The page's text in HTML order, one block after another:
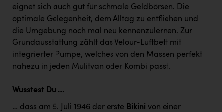
eignet sich auch gut für schmale Geldbörsen. Die
optimale Gelegenheit, dem Alltag zu entfliehen und
die Umgebung noch mal neu kennenzulernen. Zur
Grundausstattung zählt das Velour-Luftbett mit
integrierter Pumpe, welches von den Massen perfekt
nahezu in jeden Mulitvan oder Kombi passt.
Wusstest Du …
… dass am 5. Juli 1946 der erste Bikini von einer